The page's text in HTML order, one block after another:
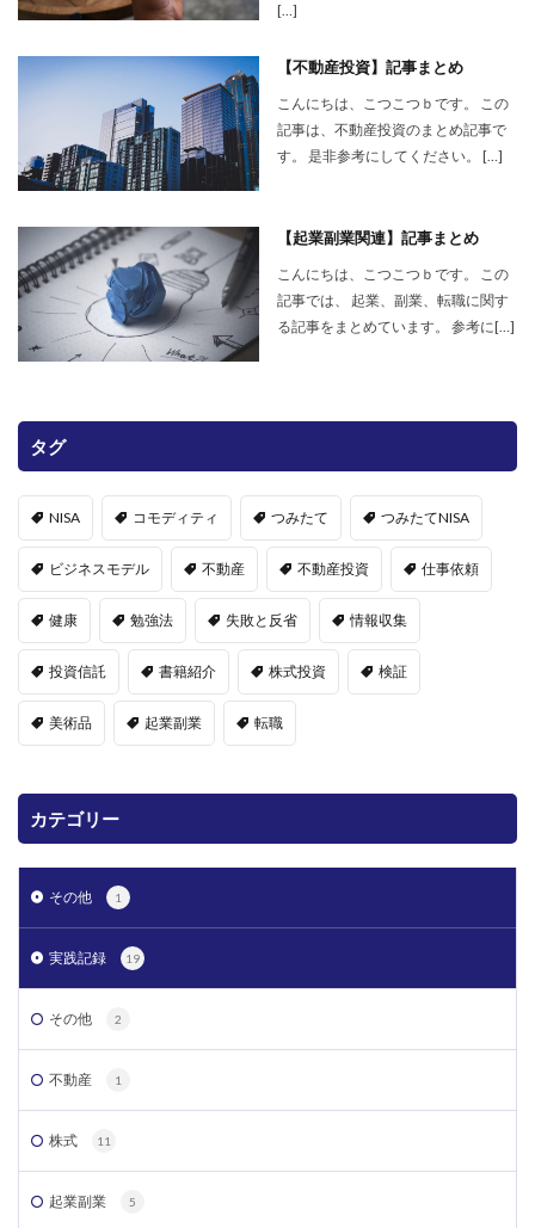
[…]
【不動産投資】記事まとめ
こんにちは、こつこつｂです。 この
記事は、不動産投資のまとめ記事で
す。 是非参考にしてください。 […]
【起業副業関連】記事まとめ
こんにちは、こつこつｂです。 この
記事では、 起業、副業、転職に関す
る記事をまとめています。 参考に[…]
タグ
NISA コモディティ つみたて つみたてNISA
ビジネスモデル 不動産 不動産投資 仕事依頼
健康 勉強法 失敗と反省 情報収集
投資信託 書籍紹介 株式投資 検証
美術品 起業副業 転職
カテゴリー
その他 1
実践記録 19
その他 2
不動産 1
株式 11
起業副業 5